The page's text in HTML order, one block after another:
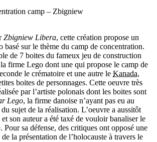
camp – Zbigniew
Zbigniew Libera, cette création propose un
basé sur le thème du camp de concentration.
de 7 boites du fameux jeu de construction
firme Lego dont une qui propose le camp de
le crématoire et une autre le Kanada,
boites de personnages. Cette oeuvre très
par l’artiste polonais dont les boites sont
Lego, la firme danoise n’ayant pas eu au
sujet de la réalisation. L’oeuvre a aussitôt
son auteur a été taxé de vouloir banaliser le
Pour sa défense, des critiques ont opposé une
la présentation de l’holocauste à travers le